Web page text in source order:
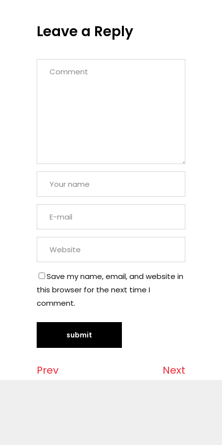
Leave a Reply
Save my name, email, and website in
this browser for the next time I
comment.
Prev Next